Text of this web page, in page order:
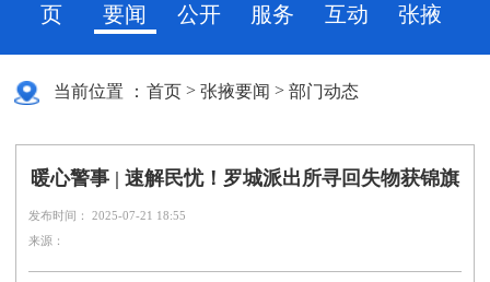
页
要闻
公开
服务
互动
张掖
当前位置 ： 首页 >张掖要闻 >部门动态
暖心警事 | 速解民忧！罗城派出所寻回失物获锦旗
发布时间： 2025-07-21 18:55
来源：